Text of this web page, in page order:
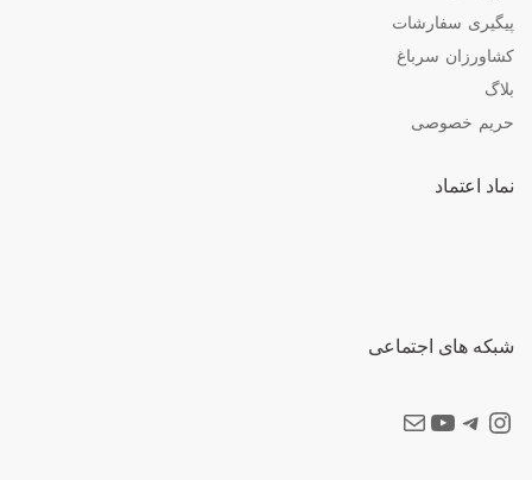
پیگیری سفارشات
کشاورزان سرباغ
بلاگ
حریم خصوصی
نماد اعتماد
شبکه های اجتماعی
اینستاگرام سرباغتلگرام
یوتیوب
ایمیل